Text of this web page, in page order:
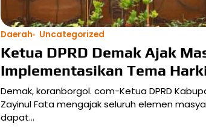
Daerah Uncategorized
Ketua DPRD Demak Ajak
Implementasikan Tema
Demak, koranborgol. com-Ketua DPRD
Zayinul Fata mengajak seluruh elemen
dapat…